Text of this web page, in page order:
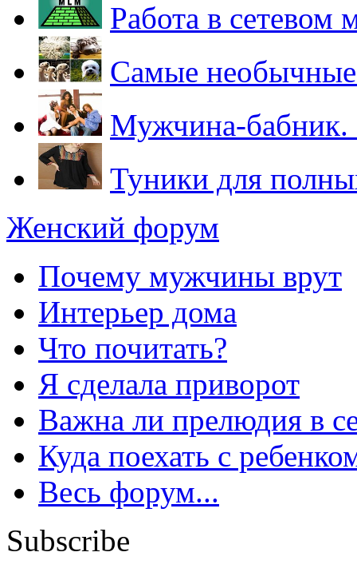
Работа в сетевом
Самые
Мужчина-бабник.
Туники для
Женский форум
Почему мужчины врут
Интерьер дома
Что почитать?
Я сделала приворот
Важна ли прелюдия в
Куда поехать с
Весь форум...
Subscribe